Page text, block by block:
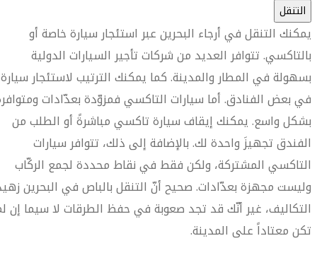
التنقل
يمكنك التنقل في أرجاء البحرين عبر استئجار سيارة خاصة أو
بالتاكسي. تتوافر العديد من شركات تأجير السيارات الدولية
بسهولة في المطار والمدينة. كما يمكنك الترتيب لاستئجار سيارة
في بعض الفنادق. أما سيارات التاكسي فمزوّدة بعدّادات
بشكل واسع. يمكنك إيقاف سيارة تاكسي مباشرةً أو الطلب من
الفندق تجهيزَ واحدة لك. بالإضافة إلى ذلك، تتوافر سيارات
التاكسي المشتركة، ولكن فقط في نقاط محددة لجمع الركّاب
وليست مجهزة بعدّادات. صحيح أنّ التنقل بالباص في البحرين
التكاليف، غير أنّك قد تجد صعوبة في حفظ الطرقات لا سيما إن
تكن معتاداً على المدينة.